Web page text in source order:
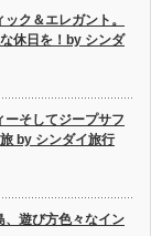
ク＆エレガント。
休日を！by シンダ
ーそしてジープサフ
by シンダイ旅行
、遊び方色々なイン